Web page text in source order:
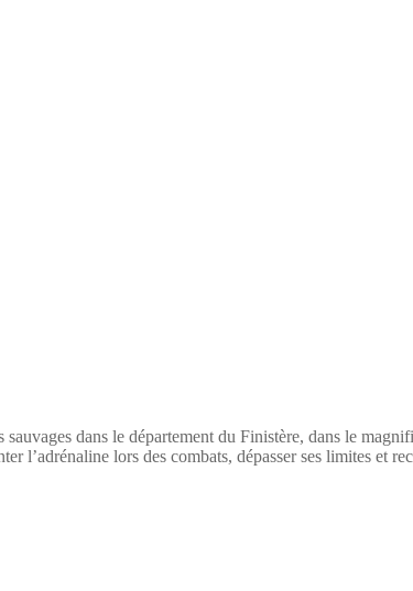
dans le département du Finistère, dans le
l’adrénaline lors des combats, dépasser ses limites et